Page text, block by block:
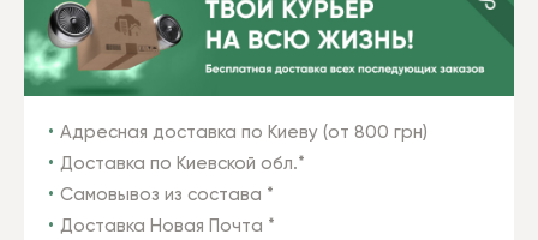
Адресная доставка по Киеву (от 800 грн)
Доставка по Киевской обл.*
Самовывоз из состава *
Доставка Новая Почта *